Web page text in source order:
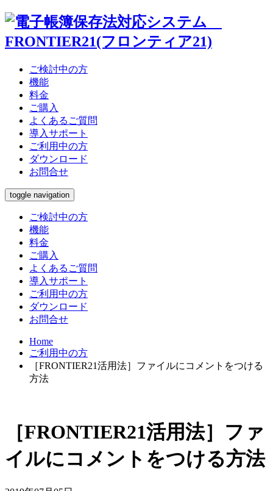
ご検討中の方
機能
ドスト 管理サイト
オプション機能
料金
ご購入
よくあるご質問
導入サポート
ご利用中の方
ダウンロード
お問合せ
toggle navigation
ご検討中の方
機能
料金
ご購入
よくあるご質問
導入サポート
ご利用中の方
ダウンロード
お問合せ
Home
ご利用中の方
［FRONTIER21活用法］ファイルにコメントをつける
方法
［FRONTIER21活用法］ファ
イルにコメントをつける方法